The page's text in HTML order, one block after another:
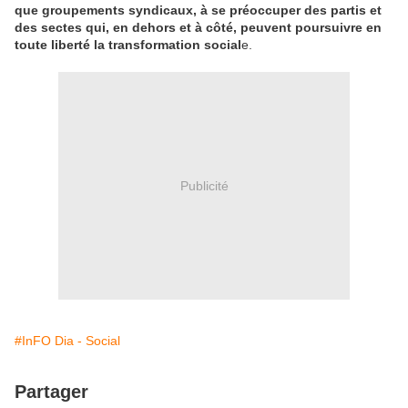
que groupements syndicaux, à se préoccuper des partis et
des sectes qui, en dehors et à côté, peuvent poursuivre en
toute liberté la transformation sociale.
Publicité
#InFO Dia - Social
Partager